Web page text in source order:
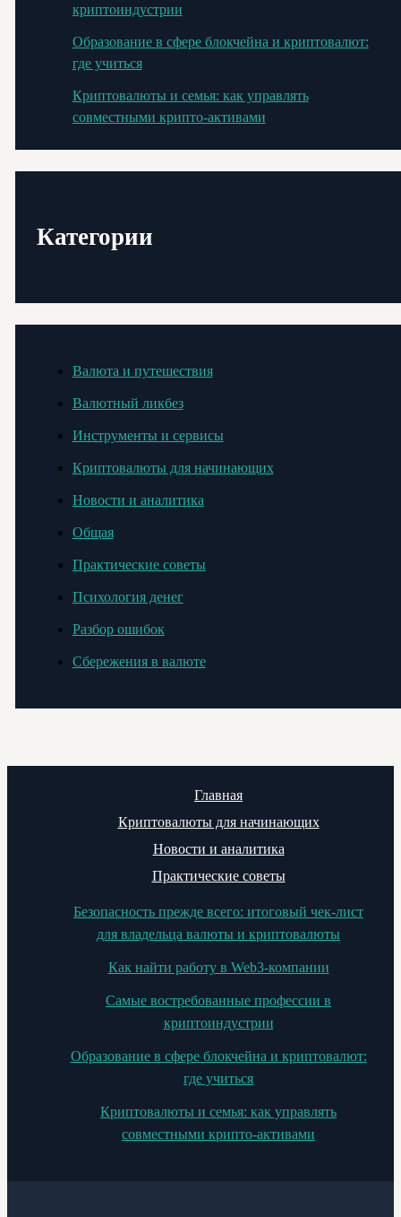
криптоиндустрии
Образование в сфере блокчейна и криптовалют:
где учиться
Криптовалюты и семья: как управлять
совместными крипто-активами
Категории
Валюта и путешествия
Валютный ликбез
Инструменты и сервисы
Криптовалюты для начинающих
Новости и аналитика
Общая
Практические советы
Психология денег
Разбор ошибок
Сбережения в валюте
Главная
Криптовалюты для начинающих
Новости и аналитика
Практические советы
Безопасность прежде всего: итоговый чек-лист
для владельца валюты и криптовалюты
Как найти работу в Web3-компании
Самые востребованные профессии в
криптоиндустрии
Образование в сфере блокчейна и криптовалют:
где учиться
Криптовалюты и семья: как управлять
совместными крипто-активами